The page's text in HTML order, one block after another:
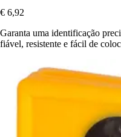
€ 6,92
Garanta uma identificação
fiável, resistente e fácil de